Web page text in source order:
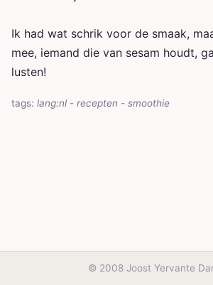
Ik had wat schrik voor de smaak,
mee, iemand die van sesam houdt,
lusten!
tags: lang:nl - recepten - smoothie
© 2008 Joost Yervante